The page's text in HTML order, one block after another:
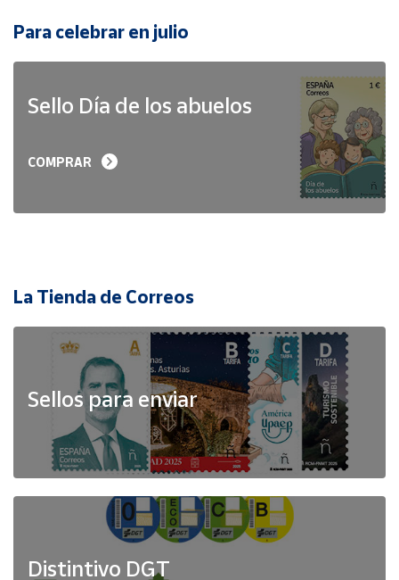
Para celebrar en julio
Sello Día de los abuelos
COMPRAR
La Tienda de Correos
Sellos para enviar
Distintivo DGT